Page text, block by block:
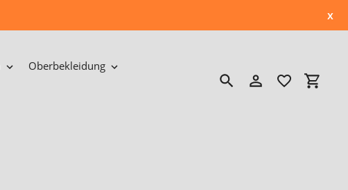
x
Oberbekleidung
SuchenEinloggen